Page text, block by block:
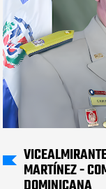
MARTÍNEZ -